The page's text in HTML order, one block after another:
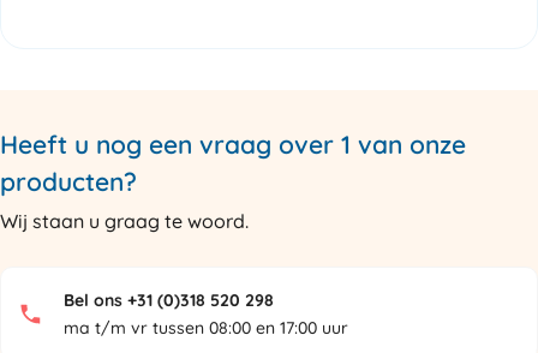
Heeft u nog een vraag over 1 van onze
producten?
Wij staan u graag te woord.
Bel ons +31 (0)318 520 298
ma t/m vr tussen 08:00 en 17:00 uur